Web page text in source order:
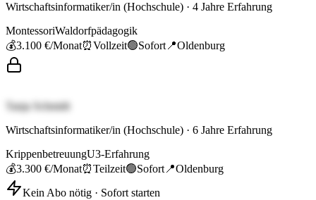
Wirtschaftsinformatiker/in (Hochschule) · 4 Jahre Erfahrung
MontessoriWaldorfpädagogik
💰3.100 €/Monat⏰Vollzeit🟢Sofort 📍Oldenburg
Tanja Schmidt
Wirtschaftsinformatiker/in (Hochschule) · 6 Jahre Erfahrung
KrippenbetreuungU3-Erfahrung
💰3.300 €/Monat⏰Teilzeit🟢Sofort 📍Oldenburg
Kein Abo nötig · Sofort starten